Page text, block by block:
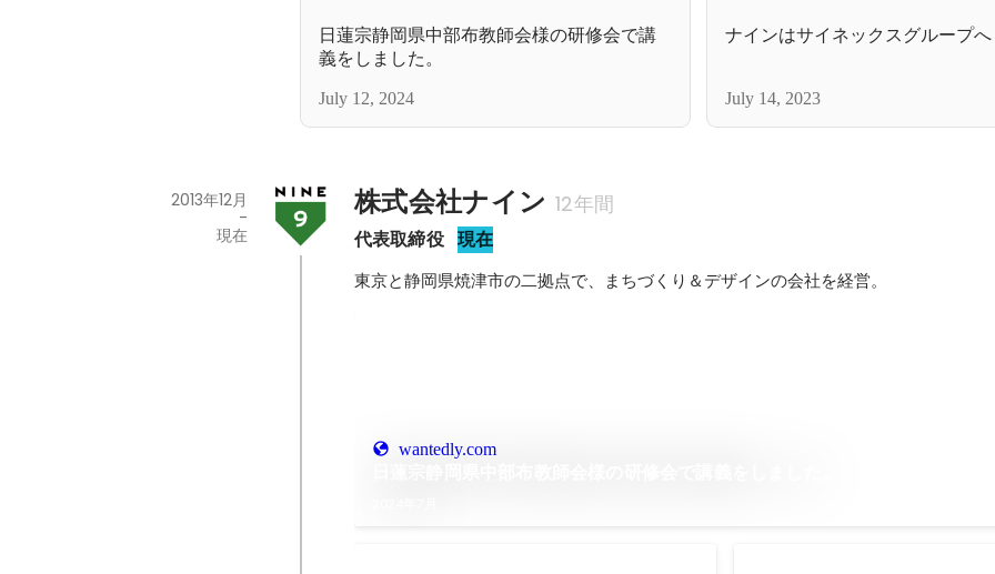
日蓮宗静岡県中部布教師会様の研修会で講
義をしました。
July 12, 2024
ナインはサイネックスグループへ
July 14, 2023
株式会社ナイン 12年間
代表取締役 現在
2013年12月
-
現在
東京と静岡県焼津市の二拠点で、まちづくり＆デザインの会社を経営。
wantedly.com